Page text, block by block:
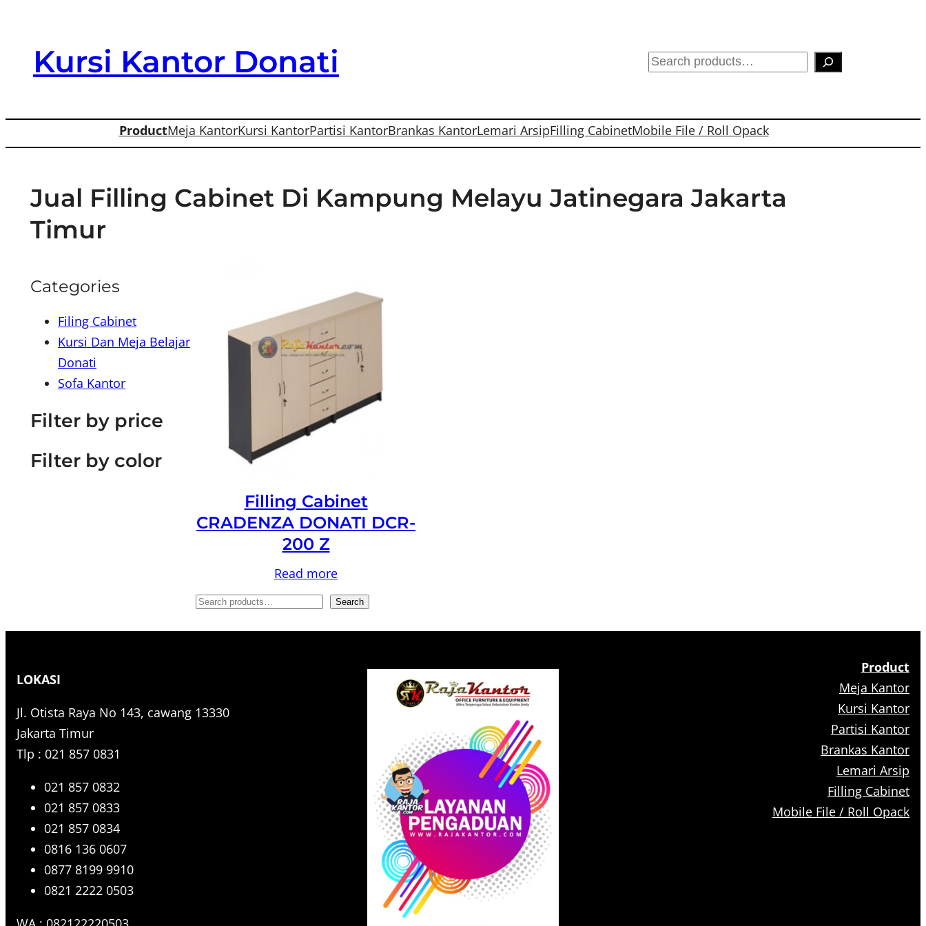
contentKursi Kantor Donati
S
r
c
ProductMeja KantorKursi KantorPartisi KantorBrankas KantorLemari ArsipFilling CabinetMobile File / Roll Opack
Jual Filling Cabinet Di Kampung Melayu Jatinegara Jakarta
Timur
Categories
Filing Cabinet
Kursi Dan Meja Belajar
Donati
Sofa Kantor
Filter by price
Filter by color
Filling Cabinet
CRADENZA DONATI DCR-
200 Z
Read more
S
h
Search
LOKASI
Jl. Otista Raya No 143, cawang 13330
Jakarta Timur
Tlp : 021 857 0831
021 857 0832
021 857 0833
021 857 0834
0816 136 0607
0877 8199 9910
0821 2222 0503
Product
Meja Kantor
Kursi Kantor
Partisi Kantor
Brankas Kantor
Lemari Arsip
Filling Cabinet
Mobile File / Roll Opack